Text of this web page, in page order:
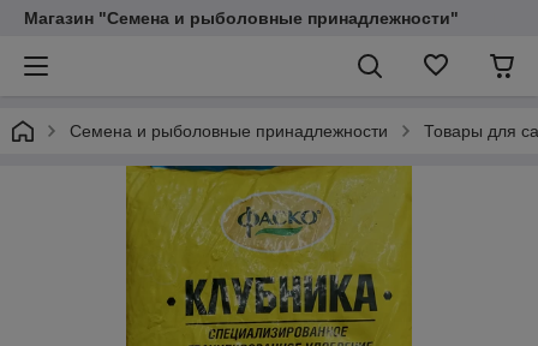
Магазин "Семена и рыболовные принадлежности"
Семена и рыболовные принадлежности Товары для